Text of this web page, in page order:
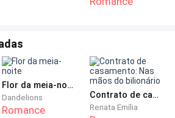
Flor da meia-noite
Dandelions
Romance
Contrato de casamento: Nas mãos do bilionário
Renata Emília